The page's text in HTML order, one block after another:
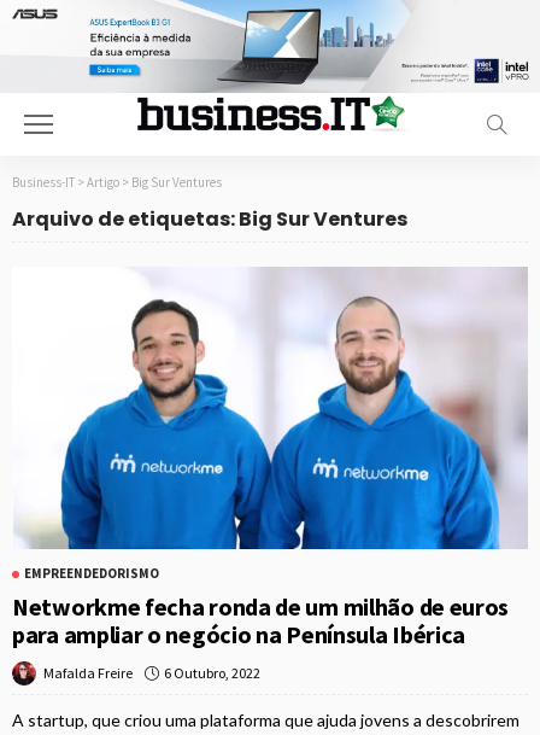
Business-IT > Artigo > Big Sur Ventures
Arquivo de etiquetas: Big Sur Ventures
EMPREENDEDORISMO
Networkme fecha ronda de um milhão de euros
para ampliar o negócio na Península Ibérica
Mafalda Freire 6 Outubro, 2022
A startup, que criou uma plataforma que ajuda jovens a descobrirem